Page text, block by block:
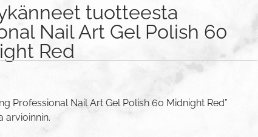
tuotteesta
Nail Art Gel Polish 60
Red
Professional Nail Art Gel Polish 60 Midnight Red”
arvioinnin.